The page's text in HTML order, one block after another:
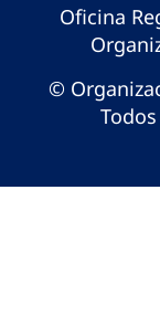
Oficina
©